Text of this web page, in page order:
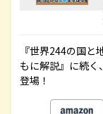
『世界244の国
もに解説』に続
登場！